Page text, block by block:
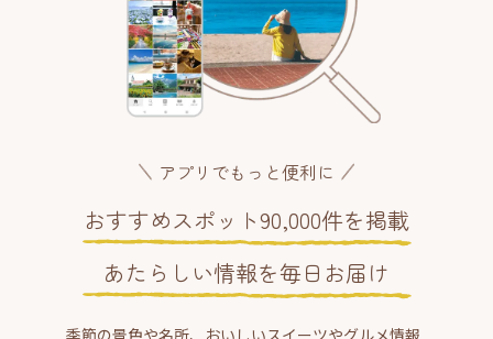
アプリでもっと便利に
おすすめスポット90,000件を掲載
あたらしい情報を毎日お届け
季節の景色や名所、おいしいスイーツやグルメ情報